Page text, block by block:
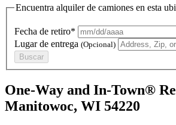
Encuentra alquiler de camiones en esta
Fecha de retiro*
Lugar de entrega (Opcional)
Buscar
One-Way and In-Town®
Manitowoc, WI 54220